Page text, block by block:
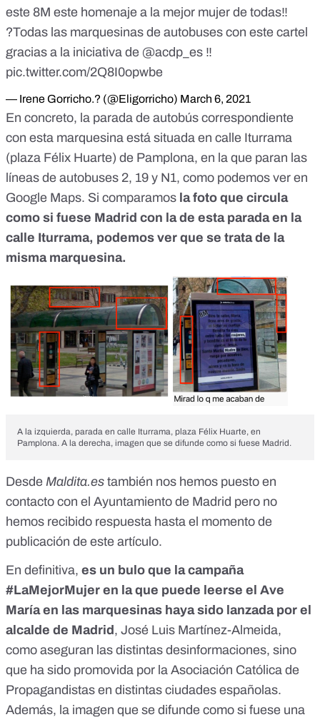
este 8M este homenaje a la mejor mujer de todas‼️
?Todas las marquesinas de autobuses con este cartel
gracias a la iniciativa de @acdp_es ‼️
pic.twitter.com/2Q8I0opwbe
— Irene Gorricho.? (@Eligorricho) March 6, 2021
En concreto, la parada de autobús correspondiente
con esta marquesina está situada en calle Iturrama
(plaza Félix Huarte) de Pamplona, en la que paran las
líneas de autobuses 2, 19 y N1, como podemos ver en
Google Maps. Si comparamos la foto que circula
como si fuese Madrid con la de esta parada en la
calle Iturrama, podemos ver que se trata de la
misma marquesina.
A la izquierda, parada en calle Iturrama, plaza Félix Huarte, en
Pamplona. A la derecha, imagen que se difunde como si fuese Madrid.
Desde Maldita.es también nos hemos puesto en
contacto con el Ayuntamiento de Madrid pero no
hemos recibido respuesta hasta el momento de
publicación de este artículo.
En definitiva, es un bulo que la campaña
#LaMejorMujer en la que puede leerse el Ave
María en las marquesinas haya sido lanzada por el
alcalde de Madrid , José Luis Martínez-Almeida,
como aseguran las distintas desinformaciones, sino
que ha sido promovida por la Asociación Católica de
Propagandistas en distintas ciudades españolas.
Además, la imagen que se difunde como si fuese una